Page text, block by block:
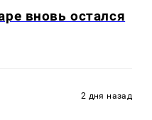
вновь остался
2 дня назад